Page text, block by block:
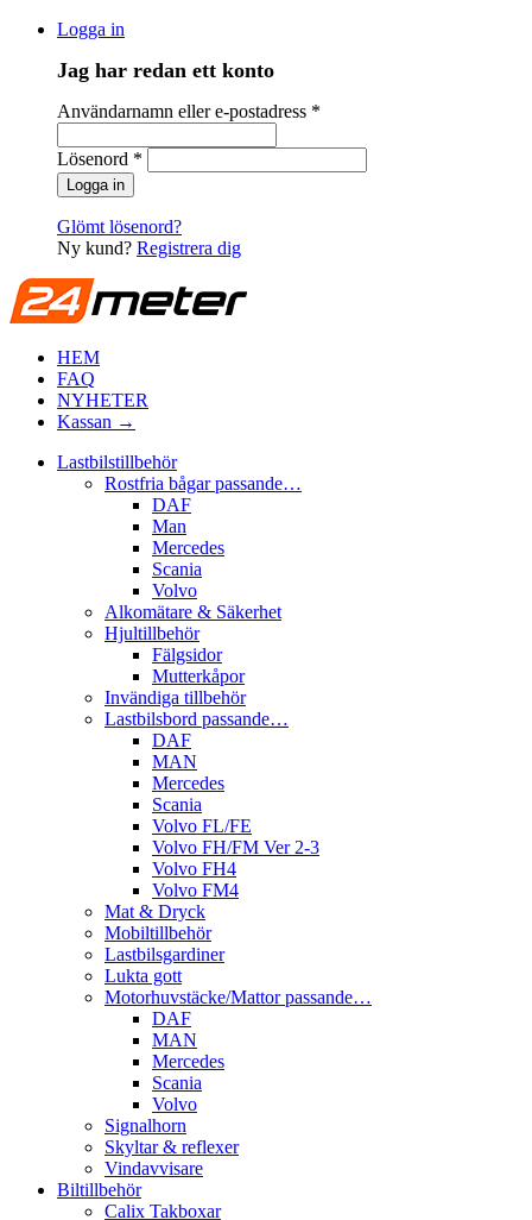
Logga in
Jag har redan ett konto
Användarnamn eller e-postadress *
Lösenord *
Glömt lösenord?
Ny kund? Registrera dig
HEM
FAQ
NYHETER
Kassan →
Lastbilstillbehör
Rostfria bågar passande…
DAF
Man
Mercedes
Scania
Volvo
Alkomätare & Säkerhet
Hjultillbehör
Fälgsidor
Mutterkåpor
Invändiga tillbehör
Lastbilsbord passande…
DAF
MAN
Mercedes
Scania
Volvo FL/FE
Volvo FH/FM Ver 2-3
Volvo FH4
Volvo FM4
Mat & Dryck
Mobiltillbehör
Lastbilsgardiner
Lukta gott
Motorhuvstäcke/Mattor passande…
DAF
MAN
Mercedes
Scania
Volvo
Signalhorn
Skyltar & reflexer
Vindavvisare
Biltillbehör
Calix Takboxar